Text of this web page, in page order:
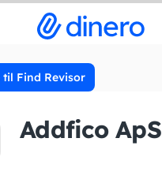
til Find Revisor
Addfico ApS